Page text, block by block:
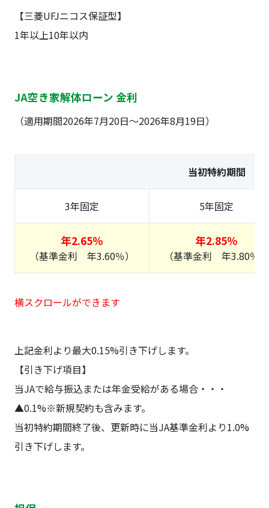
【三菱UFJニコス保証型】
1年以上10年以内
JA空き家解体ローン 金利
（適用期間2026年7月20日～2026年8月19日）
当初特約期間
3年固定 5年固定
年2.65％
（基準金利 年3.60％）
年2.85％
（基準金利 年3.80％）
横スクロールができます
上記金利より最大0.15%引き下げします。
【引き下げ項目】
当JAで給与振込または年金受給がある場合・・・
▲0.1%※新規契約も含みます。
当初特約期間終了後、更新時に当JA基準金利より1.0%
引き下げします。